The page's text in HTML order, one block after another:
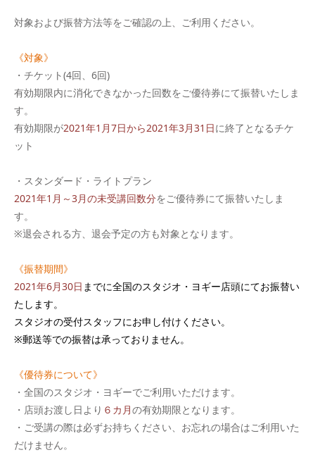
対象および振替方法等をご確認の上、ご利用ください。
《対象》
・チケット(4回、6回)
有効期限内に消化できなかった回数をご優待券にて振替いたしま
す。
有効期限が2021年1月7日から2021年3月31日に終了となるチケ
ット
・スタンダード・ライトプラン
2021年1月～3月の未受講回数分をご優待券にて振替いたしま
す。
※退会される方、退会予定の方も対象となります。
《振替期間》
2021年6月30日 までに全国のスタジオ・ヨギー店頭にてお振替い
たします。
スタジオの受付スタッフにお申し付けください。
※郵送等での振替は承っておりません。
《優待券について》
・全国のスタジオ・ヨギーでご利用いただけます。
・店頭お渡し日より ６カ月の有効期限となります。
・ご受講の際は必ずお持ちください、お忘れの場合はご利用いた
だけません。